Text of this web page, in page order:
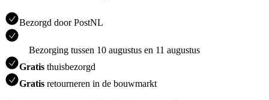
Bezorgd door PostNL
Bezorging tussen 10 augustus en 11 augustus
Gratis thuisbezorgd
Gratis retourneren in de bouwmarkt